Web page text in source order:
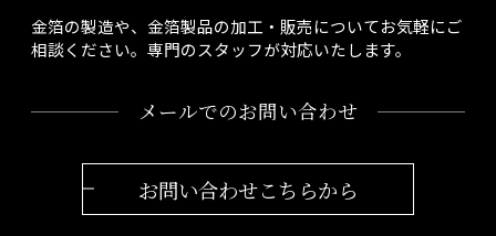
金箔の製造や、金箔製品の加工・販売についてお気軽にご
相談ください。専門のスタッフが対応いたします。
メールでのお問い合わせ
お問い合わせこちらから